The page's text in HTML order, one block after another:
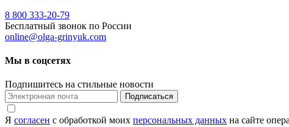
8 800 333-20-79
Бесплатный звонок по России
online@olga-grinyuk.com
Мы в соцсетях
Подпишитесь на стильные новости
Подписаться
Я согласен с обработкой моих персональных данных на сайте